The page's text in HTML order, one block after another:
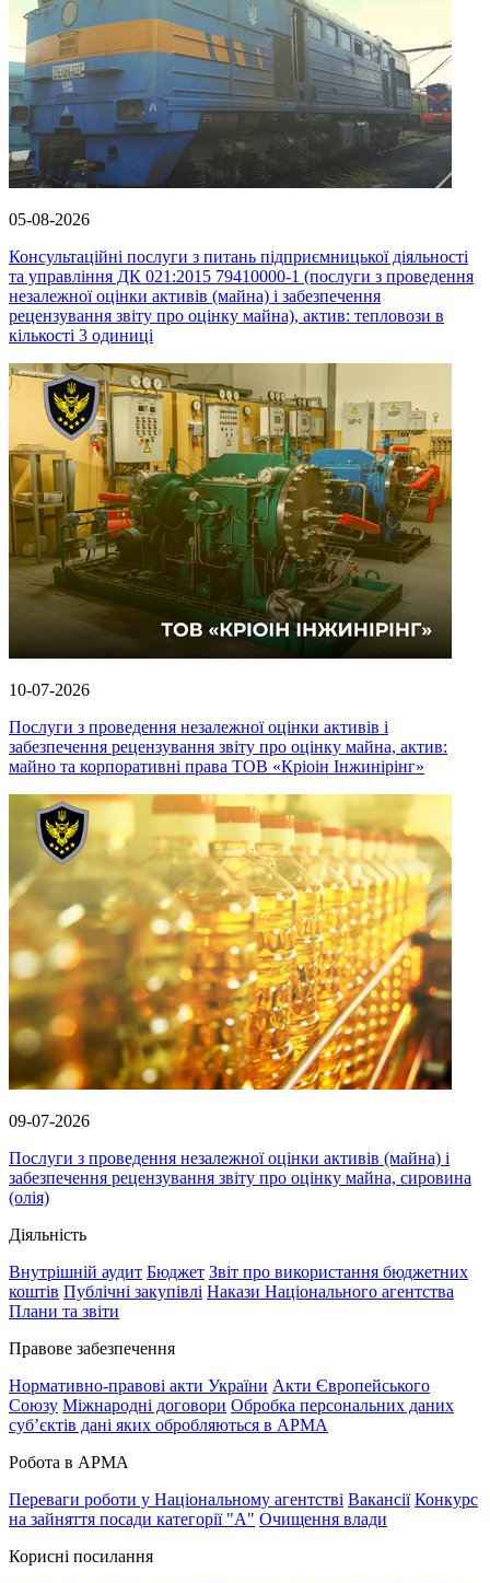
05-08-2026
Консультаційні послуги з питань підприємницької діяльності
та управління ДК 021:2015 79410000-1 (послуги з проведення
незалежної оцінки активів (майна) і забезпечення
рецензування звіту про оцінку майна), актив: тепловози в
кількості 3 одиниці
10-07-2026
Послуги з проведення незалежної оцінки активів і
забезпечення рецензування звіту про оцінку майна, актив:
майно та корпоративні права ТОВ «Кріоін Інжинірінг»
09-07-2026
Послуги з проведення незалежної оцінки активів (майна) і
забезпечення рецензування звіту про оцінку майна, сировина
(олія)
Діяльність
Внутрішній аудит Бюджет Звіт про використання бюджетних
коштів Публічні закупівлі Накази Національного агентства
Плани та звіти
Правове забезпечення
Нормативно-правові акти України Акти Європейського
Союзу Міжнародні договори Обробка персональних даних
субʼєктів дані яких обробляються в АРМА
Робота в АРМА
Переваги роботи у Національному агентстві Вакансії Конкурс
на зайняття посади категорії "А" Очищення влади
Корисні посилання